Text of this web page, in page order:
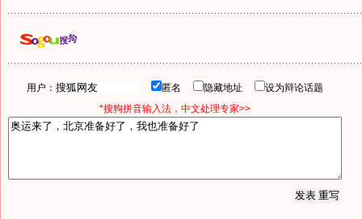
用户： 匿名 隐藏地址
设为辩论话题
*搜狗拼音输入法，中文处理专家>>